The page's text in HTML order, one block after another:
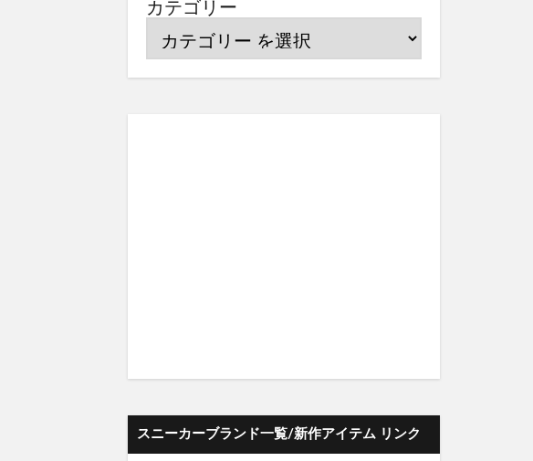
カテゴリー
スニーカーブランド一覧/新作アイテム リンク